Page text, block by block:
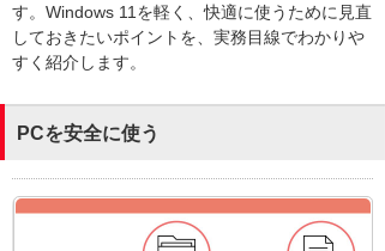
す。Windows 11を軽く、快適に使うために見直
しておきたいポイントを、実務目線でわかりや
すく紹介します。
PCを安全に使う